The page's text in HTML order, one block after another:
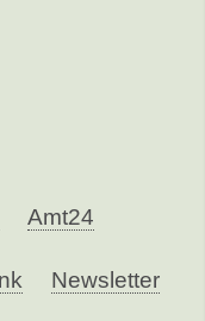
Amt24
Newsletter